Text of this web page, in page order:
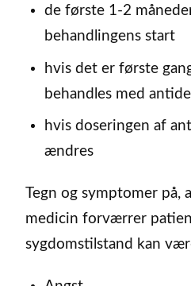
de første 1-2
behandlingens start
hvis det er første
behandles med
hvis doseringen af
ændres
Tegn og symptomer på,
medicin forværrer
sygdomstilstand kan